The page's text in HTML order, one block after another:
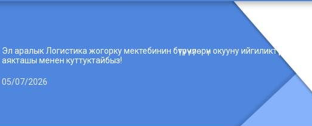
Эл аралык Логистика жогорку мектебинин бүтүрүүчүлөрүн окууну ийгиликтүү
аякташы менен куттуктайбыз!
05/07/2026